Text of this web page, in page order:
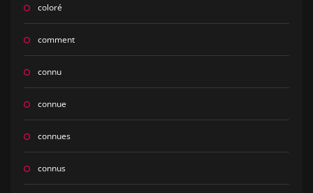
coloré
comment
connu
connue
connues
connus